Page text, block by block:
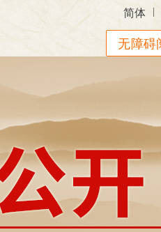
简体
无障碍